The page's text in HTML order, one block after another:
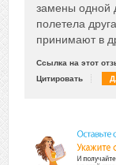
замены одной
полетела
принимают в
Ссылка на этот
Цитировать